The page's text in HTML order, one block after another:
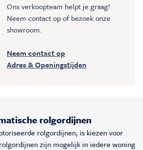
Ons verkoopteam helpt je graag!
Neem contact op of bezoek onze
showroom.
Neem contact op
Adres & Openingstijden
rolgordijnen
rolgordijnen, is kiezen voor
zijn mogelijk in iedere woning